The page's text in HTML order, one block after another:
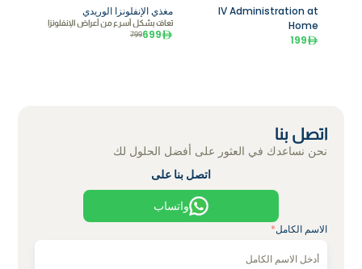
IV Administration at
Home
199
مغذي الإنفلونزا الوريدي
تعافَ بشكل أسرع من أعراض الإنفلونزا
699
799
اتصل بنا
نحن نساعدك في العثور على أفضل الحلول لك
اتصل بنا على
واتساب
الاسم الكامل*